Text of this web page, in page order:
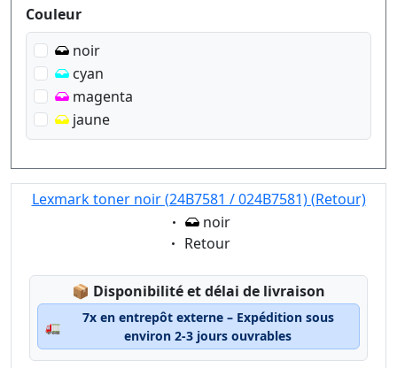
Produktfilter
Couleur
noir
cyan
magenta
jaune
Lexmark toner noir (24B7581 / 024B7581) (Retour)
Eigenschaft:
noir
Eigenschaft:
Retour
📦 Lagerstatus:
Disponibilité et délai de livraison
🚛
7x en entrepôt externe – Expédition sous
environ 2-3 jours ouvrables